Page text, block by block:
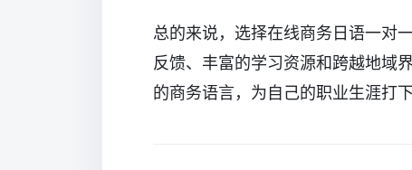
总的来说，选择在线商务日语一对
反馈、丰富的学习资源和跨越地域
的商务语言，为自己的职业生涯打